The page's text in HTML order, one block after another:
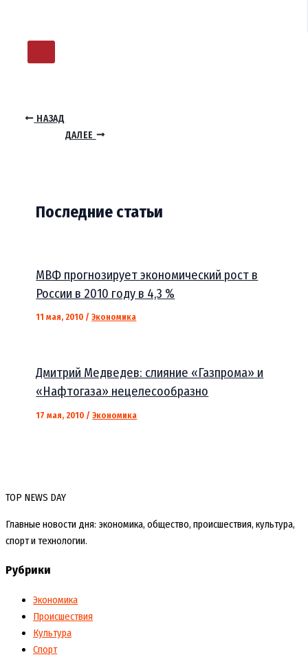
НАЗАД
ДАЛЕЕ
Последние статьи
МВФ прогнозирует экономический рост в
России в 2010 году в 4,3 %
11 мая, 2010 /Экономика
Дмитрий Медведев: слияние «Газпрома» и
«Нафтогаза» нецелесообразно
17 мая, 2010 /Экономика
TOP NEWS DAY
Главные новости дня: экономика, общество, происшествия, культура,
спорт и технологии.
Рубрики
Экономика
Происшествия
Культура
Спорт